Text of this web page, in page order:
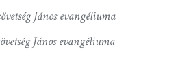
János evangéliuma
János evangéliuma